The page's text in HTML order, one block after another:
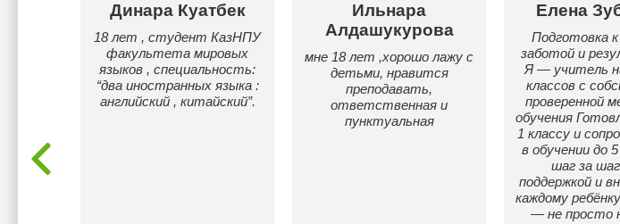
Динара Куатбек
18 лет , студент КазНПУ
факультета мировых
языков , специальность:
“два иностранных языка :
английский , китайский”.
Ильнара
Алдашукурова
мне 18 лет ,хорошо лажу с
детьми, нравится
преподавать,
ответственная и
пунктуальная
Елена
Подготовка
заботой и
Я — учитель
классов с
проверенной
обучения
1 классу и
в обучении до
шаг за
поддержкой и
каждому
— не просто